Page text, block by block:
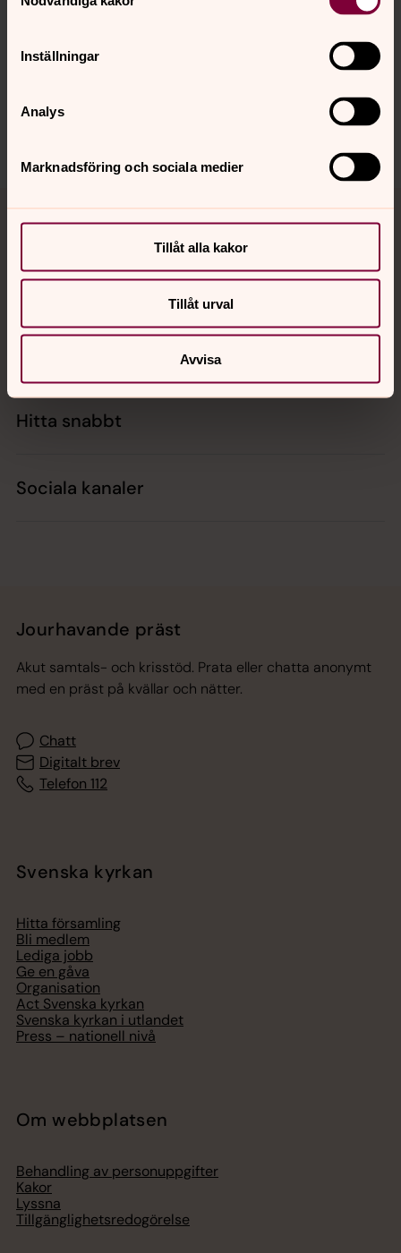
Inställningar
Analys
Marknadsföring och sociala medier
Tillåt alla kakor
Tillåt urval
Avvisa
Senast ändrad 29 mars 2025
innehåll?
dannemorabygdens.forsamling@svenskakyrkan.se
Dela
Kontakt
Hitta snabbt
Sociala kanaler
Jourhavande präst
Akut samtals- och krisstöd. Prata eller chatta anonymt
med en präst på kvällar och nätter.
Chatt
Digitalt brev
Telefon 112
Svenska kyrkan
Hitta församling
Bli medlem
Lediga jobb
Ge en gåva
Organisation
Act Svenska kyrkan
Svenska kyrkan i utlandet
Press – nationell nivå
Om webbplatsen
Behandling av personuppgifter
Kakor
Lyssna
Tillgänglighetsredogörelse